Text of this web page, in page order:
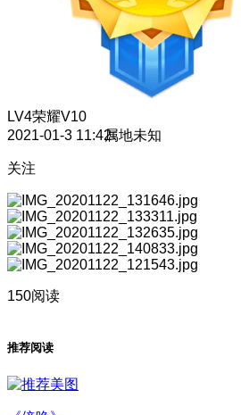
LV4荣耀V10
2021-01-3 11:42属地未知
关注
150阅读
推荐阅读